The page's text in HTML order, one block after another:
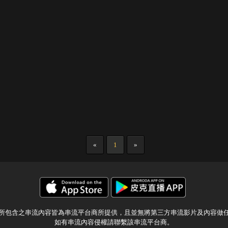
« 1 »
包含之串流內容皆為串流平台商所提供，且並無將第三方串流影片及內容做
如有串流內容侵權請聯繫該串流平台商。